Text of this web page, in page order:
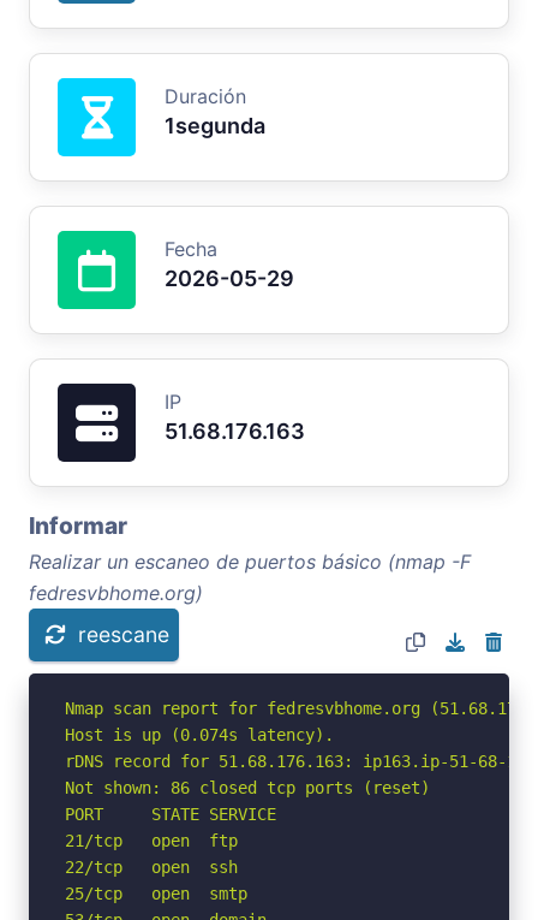
Duración
1segunda
Fecha
2026-05-29
IP
51.68.176.163
Informar
Realizar un escaneo de puertos básico (nmap -F
fedresvbhome.org)
reescane
Nmap scan report for fedresvbhome.org
Host is up (0.074s latency).
rDNS record for 51.68.176.163: ip163.ip-51-68-
Not shown: 86 closed tcp ports (reset)
PORT     STATE SERVICE
21/tcp   open  ftp
22/tcp   open  ssh
25/tcp   open  smtp